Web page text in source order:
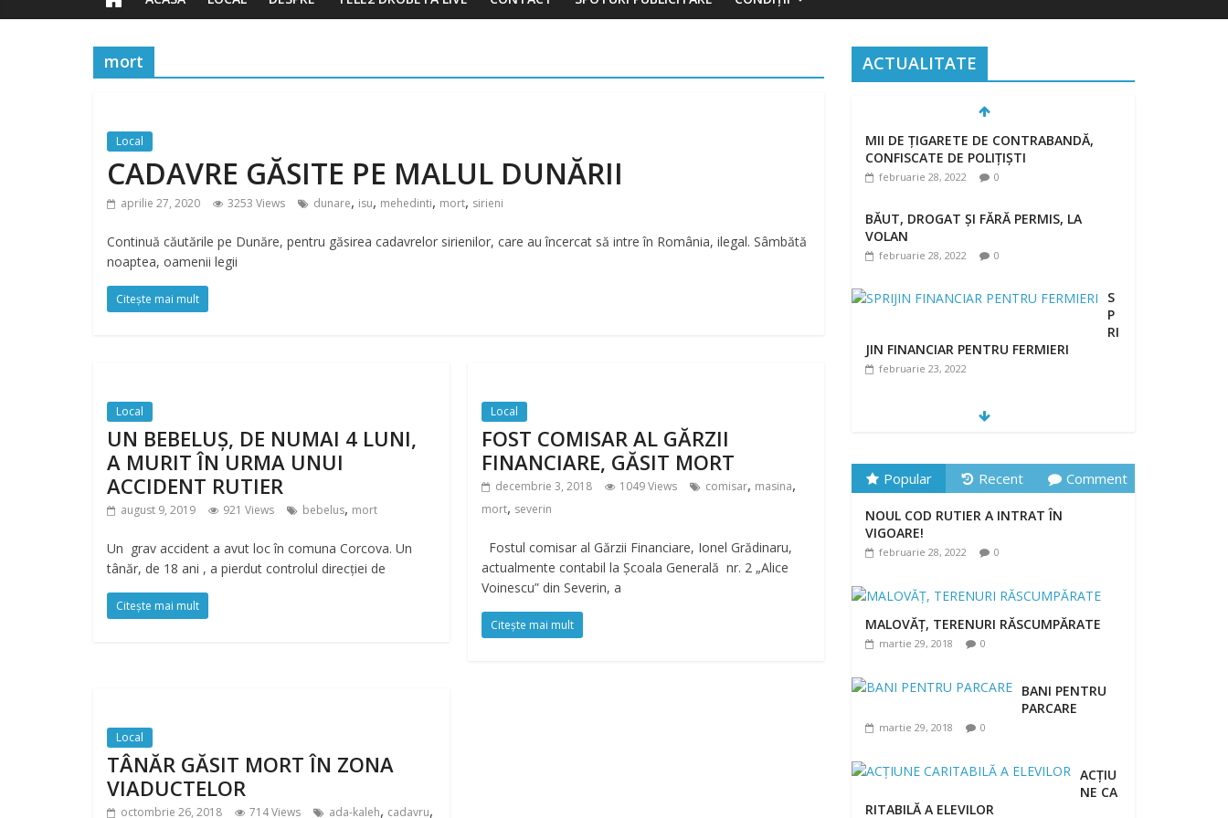
mort
Local
CADAVRE GĂSITE PE MALUL DUNĂRII
aprilie 27, 2020 3253 Views dunare, isu, mehedinti, mort, sirieni
Continuă căutările pe Dunăre, pentru găsirea cadavrelor sirienilor, care au încercat să intre în România, ilegal. Sâmbătă
noaptea, oamenii legii
Citește mai mult
Local
UN BEBELUȘ, DE NUMAI 4 LUNI,
A MURIT ÎN URMA UNUI
ACCIDENT RUTIER
august 9, 2019 921 Views bebelus, mort
Un grav accident a avut loc în comuna Corcova. Un
tânăr, de 18 ani , a pierdut controlul direcției de
Citește mai mult
Local
FOST COMISAR AL GĂRZII
FINANCIARE, GĂSIT MORT
decembrie 3, 2018 1049 Views comisar, masina,
mort, severin
Fostul comisar al Gărzii Financiare, Ionel Grădinaru,
actualmente contabil la Școala Generală nr. 2 „Alice
Voinescu” din Severin, a
Citește mai mult
Local
TÂNĂR GĂSIT MORT ÎN ZONA
VIADUCTELOR
octombrie 26, 2018 714 Views ada-kaleh, cadavru,
ACTUALITATE
MII DE ȚIGARETE DE CONTRABANDĂ,
CONFISCATE DE POLIȚIȘTI
februarie 28, 2022 0
BĂUT, DROGAT ȘI FĂRĂ PERMIS, LA
VOLAN
februarie 28, 2022 0
S
P
RI
JIN FINANCIAR PENTRU FERMIERI
februarie 23, 2022
2022
NOUL COD RUTIER A INTRAT ÎN
VIGOARE!
Popular Recent Comment
NOUL COD RUTIER A INTRAT ÎN
VIGOARE!
februarie 28, 2022 0
MALOVĂȚ, TERENURI RĂSCUMPĂRATE
martie 29, 2018 0
BANI PENTRU
PARCARE
martie 29, 2018 0
ACȚIU
NE CA
RITABILĂ A ELEVILOR